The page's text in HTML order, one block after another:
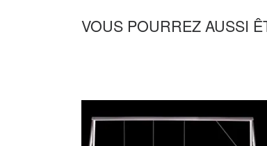
VOUS POURREZ AUSSI